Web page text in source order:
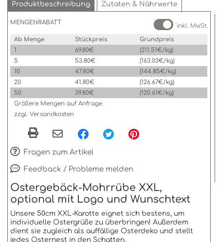
Produktbeschreibung Zutaten & Nährwerte
MENGENRABATT
inkl. MwSt.
Ab Menge
Stückpreis
Grundpreis
1
69.80€
(211.51€/kg)
5
53.80€
(163.03€/kg)
10
47.80€
(144.85€/kg)
20
41.80€
(126.67€/kg)
50
39.80€
(120.61€/kg)
Größere Mengen auf Anfrage
zzgl. Versandkosten
Fragen zum Artikel
Feedback / Probleme melden
Ostergebäck-Mohrrübe XXL,
optional mit Logo und Wunschtext
Unsere 50cm XXL-Karotte eignet sich bestens, um
individuelle Ostergrüße zu überbringen! Außerdem
dient sie zugleich als auffällige Osterdeko und stellt
jedes Osternest in den Schatten.